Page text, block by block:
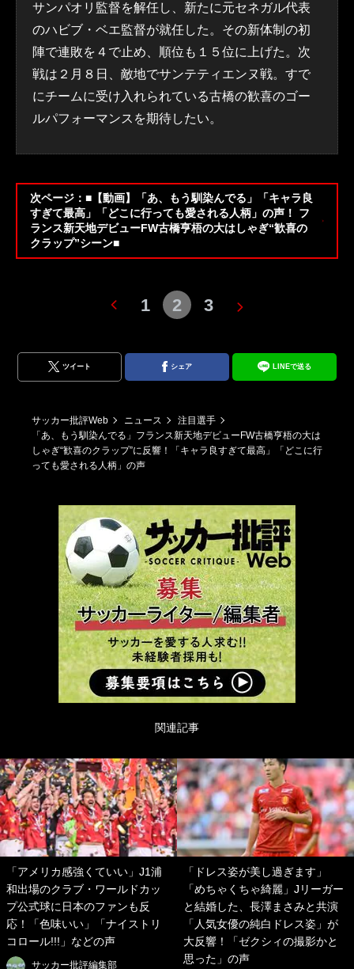
サンパオリ監督を解任し、新たに元セネガル代表
のハビブ・ベエ監督が就任した。その新体制の初
陣で連敗を４で止め、順位も１５位に上げた。次
戦は２月８日、敵地でサンテティエンヌ戦。すで
にチームに受け入れられている古橋の歓喜のゴー
ルパフォーマンスを期待したい。
次ページ：■【動画】「あ、もう馴染んでる」「キャラ良
すぎて最高」「どこに行っても愛される人柄」の声！ フ
ランス新天地デビューFW古橋亨梧の大はしゃぎ“歓喜の
クラップ”シーン■
1 2 3
ツイート シェア LINEで送る
サッカー批評Web ニュース
注目選手
「あ、もう馴染んでる」フランス新天地デビューFW古橋亨梧の大は
しゃぎ“歓喜のクラップ”に反響！「キャラ良すぎて最高」「どこに行
っても愛される人柄」の声
関連記事
「アメリカ感強くていい」J1浦
和出場のクラブ・ワールドカッ
プ公式球に日本のファンも反
応！「色味いい」「ナイストリ
コロール!!!」などの声
サッカー批評編集部
「ドレス姿が美し過ぎます」
「めちゃくちゃ綺麗」Jリーガー
と結婚した、長澤まさみと共演
「人気女優の純白ドレス姿」が
大反響！「ゼクシィの撮影かと
思った」の声